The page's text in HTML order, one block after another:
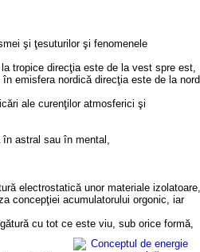
şi ţesuturilor şi fenomenele
tropice direcţia este de la vest spre est,
emisfera nordică direcţia este de la nord
ale curenţilor atmosferici şi
astral sau în mental,
electrostatică unor materiale izolatoare,
concepţiei acumulatorului orgonic, iar
cu tot ce este viu, sub orice formă,